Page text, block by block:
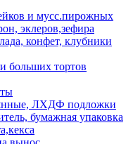
и мусс.пирожных
эклеров,зефира
конфет, клубники
больших тортов
ЛХДФ подложки
бумажная упаковка